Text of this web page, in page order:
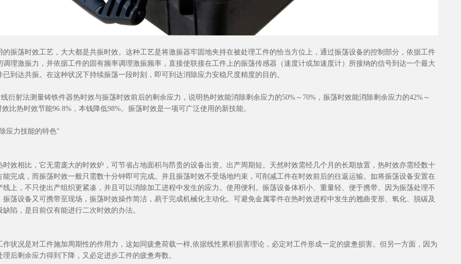
的振荡时效工艺，大大都是共振时效。这种工艺是将激振器牢固地夹持在被处理工件的恰当方位上，通过振荡设备的控制部分，依据工件
调理激振力，并依据工件的固有频率调理激振频率，直接使联接在工件上的振荡传感器（速度计或加速度计）所接纳的信号到达一个最大
已到达共振。在这种状况下持续振荡一段时刻，即可到达消除应力安稳尺度精度的目的。
衍射法测量铸铁件器热时效与振荡时效前后的剩余应力，说明热时效能消除剩余应力的50%～70%，振荡时效能消除剩余应力的42%～
效比热时效节能96.8%，本钱降低98%。振荡时效是一项可广泛使用的新技能。
应力技能的特色"
时效相比，它无需庞大的时效炉，可节省占地面积与昂贵的设备出资。出产周期短。天然时效需经几个月的长期放置，热时效亦需经数十
能完成，而振荡时效一般只需数十分钟即可完成。并且振荡时效不受场地约束，可削减工件在时效前后的往返运输。如将振荡设备安置在
线上，不只使出产组织更紧凑，并且可以消除加工进程中发生的应力。使用便利。振荡设备体积小、重量轻、便于携带。因为振荡处理不
振荡设备又可携带至现场，振荡时效操作简洁，易于完成机械化主动化。可避免金属零件在热时效进程中发生的翘曲变形、氧化、脱碳及
缺陷，是目前仅有能进行二次时效的办法。
作状况是对工件施加周期性的作用力，这如同疲惫荷载一样,依据线性累积损害理论，必定对工件形成一定的疲惫损害。但另一方面，因为
理后剩余应力得到下降，又必定进步工件的疲惫寿数。